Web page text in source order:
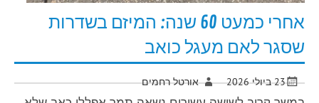
אחרי כמעט 60 שנה: המיזם בשדרות
שסגר לאם מעגל כואב
23 ביולי 2026 אורטל רחמים